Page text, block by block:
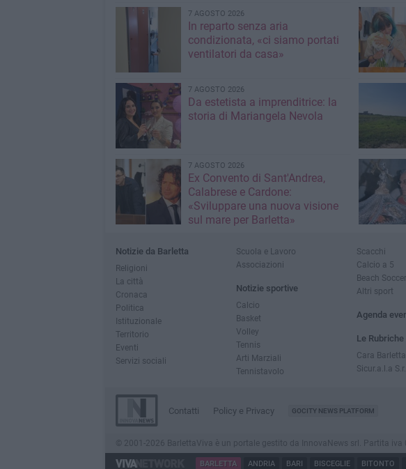
7 AGOSTO 2026
In reparto senza aria
condizionata, «ci siamo portati
ventilatori da casa»
7 AGOSTO 2026
Da estetista a imprenditrice: la
storia di Mariangela Nevola
7 AGOSTO 2026
Ex Convento di Sant'Andrea,
Calabrese e Cardone:
«Sviluppare una nuova visione
sul mare per Barletta»
Notizie da Barletta
Religioni
La città
Cronaca
Politica
Istituzionale
Territorio
Eventi
Servizi sociali
Scuola e Lavoro
Associazioni
Notizie sportive
Calcio
Basket
Volley
Tennis
Arti Marziali
Tennistavolo
Scacchi
Calcio a 5
Beach Soccer
Altri sport
Agenda
Le
Cara
Sicur.a.l.a
Contatti Policy e Privacy GOCITY NEWS PLATFORM
© 2001-2026 BarlettaViva è un portale gestito da InnovaNews srl. Partita
BARLETTA ANDRIA BARI BISCEGLIE BITONTO